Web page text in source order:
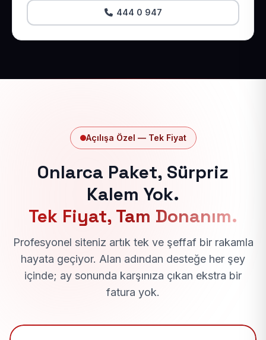
444 0 947
Açılışa Özel — Tek Fiyat
Onlarca Paket, Sürpriz
Kalem Yok.
Tek Fiyat, Tam Donanım.
Profesyonel siteniz artık tek ve şeffaf bir rakamla
hayata geçiyor. Alan adından desteğe her şey
içinde; ay sonunda karşınıza çıkan ekstra bir
fatura yok.